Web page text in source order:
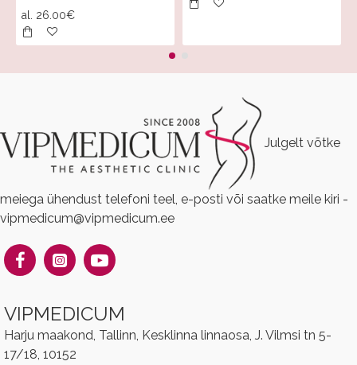
al. 26.00€
Julgelt võtke
meiega ühendust telefoni teel, e-posti või saatke meile kiri -
vipmedicum@vipmedicum.ee
VIPMEDICUM
Harju maakond, Tallinn, Kesklinna linnaosa, J. Vilmsi tn 5-
17/18, 10152